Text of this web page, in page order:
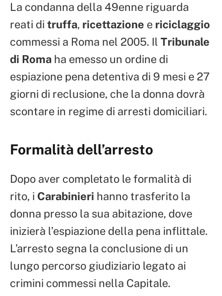
La condanna della 49enne riguarda
reati di truffa, ricettazione e riciclaggio
commessi a Roma nel 2005. Il Tribunale
di Roma ha emesso un ordine di
espiazione pena detentiva di 9 mesi e 27
giorni di reclusione, che la donna dovrà
scontare in regime di arresti domiciliari.
Formalità dell’arresto
Dopo aver completato le formalità di
rito, i Carabinieri hanno trasferito la
donna presso la sua abitazione, dove
inizierà l’espiazione della pena inflittale.
L’arresto segna la conclusione di un
lungo percorso giudiziario legato ai
crimini commessi nella Capitale.